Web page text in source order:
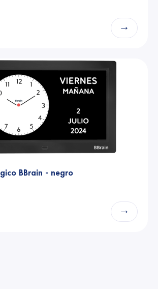
→
BBrain - negro
→